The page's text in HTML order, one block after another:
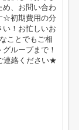
、お問い合わ
☆初期費用の分
！お忙しいお
ことでもご相
ループまで！
連絡ください★